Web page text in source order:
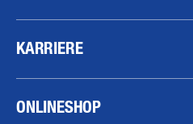
KARRIERE
ONLINESHOP